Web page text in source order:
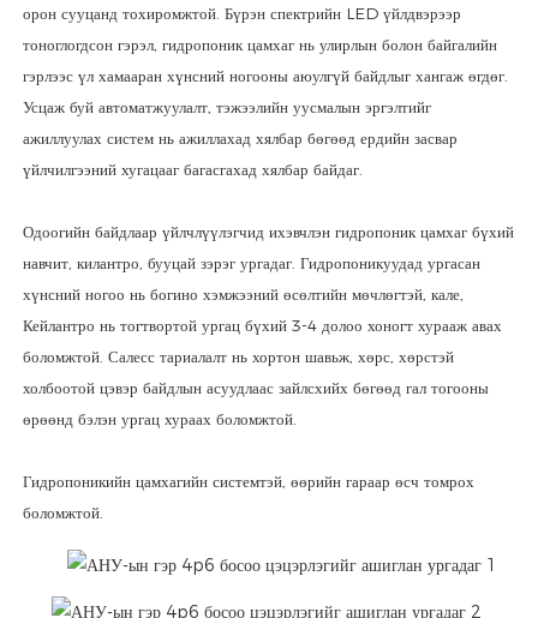
орон сууцанд тохиромжтой. Бүрэн спектрийн LED үйлдвэрээр
тоноглогдсон гэрэл, гидропоник цамхаг нь улирлын болон байгалийн
гэрлээс үл хамааран хүнсний ногооны аюулгүй байдлыг хангаж өгдөг.
Усцаж буй автоматжуулалт, тэжээлийн уусмалын эргэлтийг
ажиллуулах систем нь ажиллахад хялбар бөгөөд ердийн засвар
үйлчилгээний хугацааг багасгахад хялбар байдаг.
Одоогийн байдлаар үйлчлүүлэгчид ихэвчлэн гидропоник цамхаг бүхий
навчит, килантро, бууцай зэрэг ургадаг. Гидропоникуудад ургасан
хүнсний ногоо нь богино хэмжээний өсөлтийн мөчлөгтэй, кале,
Кейлантро нь тогтвортой ургац бүхий 3-4 долоо хоногт хурааж авах
боломжтой. Салесс тариалалт нь хортон шавьж, хөрс, хөрстэй
холбоотой цэвэр байдлын асуудлаас зайлсхийх бөгөөд гал тогооны
өрөөнд бэлэн ургац хураах боломжтой.
Гидропоникийн цамхагийн системтэй, өөрийн гараар өсч томрох
боломжтой.